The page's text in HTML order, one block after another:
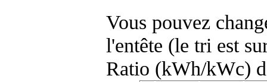
Vous pouvez
l'entête (le tri est
Ratio (kWh/kWc)